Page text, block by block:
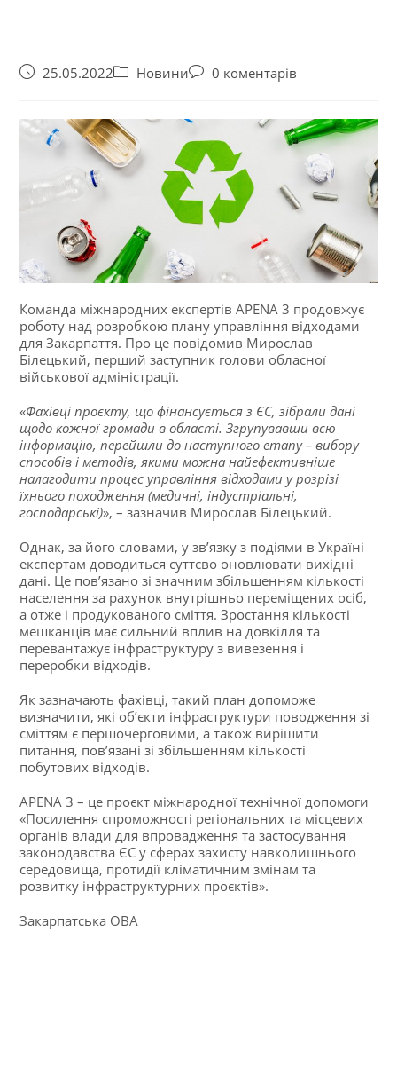
25.05.2022 Новини 0 коментарів
Команда міжнародних експертів APENA 3 продовжує
роботу над розробкою плану управління відходами
для Закарпаття. Про це повідомив Мирослав
Білецький, перший заступник голови обласної
військової адміністрації.
«Фахівці проєкту, що фінансується з ЄС, зібрали дані
щодо кожної громади в області. Згрупувавши всю
інформацію, перейшли до наступного етапу – вибору
способів і методів, якими можна найефективніше
налагодити процес управління відходами у розрізі
їхнього походження (медичні, індустріальні,
господарські)», – зазначив Мирослав Білецький.
Однак, за його словами, у зв’язку з подіями в Україні
експертам доводиться суттєво оновлювати вихідні
дані. Це пов’язано зі значним збільшенням кількості
населення за рахунок внутрішньо переміщених осіб,
а отже і продукованого сміття. Зростання кількості
мешканців має сильний вплив на довкілля та
перевантажує інфраструктуру з вивезення і
переробки відходів.
Як зазначають фахівці, такий план допоможе
визначити, які об’єкти інфраструктури поводження зі
сміттям є першочерговими, а також вирішити
питання, пов’язані зі збільшенням кількості
побутових відходів.
APENA 3 – це проєкт міжнародної технічної допомоги
«Посилення спроможності регіональних та місцевих
органів влади для впровадження та застосування
законодавства ЄС у сферах захисту навколишнього
середовища, протидії кліматичним змінам та
розвитку інфраструктурних проєктів».
Закарпатська ОВА